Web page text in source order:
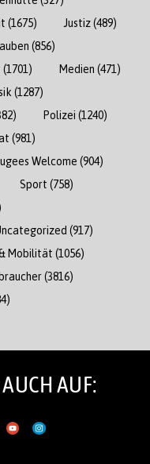
(1675) Justiz(489)
(856)
(1701) Medien (471)
(1287)
Polizei (1240)
(981)
Welcome (904)
Sport (758)
(917)
Mobilität (1056)
(3816)
AUF: